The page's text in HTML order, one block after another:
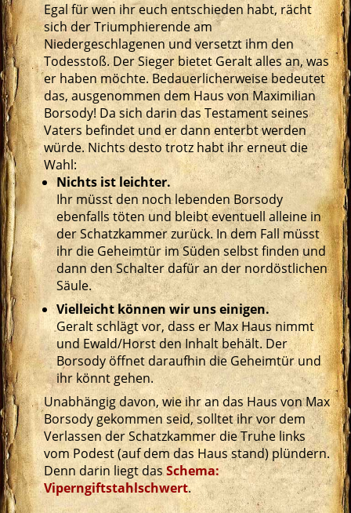
Egal für wen ihr euch entschieden habt, rächt
sich der Triumphierende am
Niedergeschlagenen und versetzt ihm den
Todesstoß. Der Sieger bietet Geralt alles an, was
er haben möchte. Bedauerlicherweise bedeutet
das, ausgenommen dem Haus von Maximilian
Borsody! Da sich darin das Testament seines
Vaters befindet und er dann enterbt werden
würde. Nichts desto trotz habt ihr erneut die
Wahl:
Nichts ist leichter.
Ihr müsst den noch lebenden Borsody
ebenfalls töten und bleibt eventuell alleine in
der Schatzkammer zurück. In dem Fall müsst
ihr die Geheimtür im Süden selbst finden und
dann den Schalter dafür an der nordöstlichen
Säule.
Vielleicht können wir uns einigen.
Geralt schlägt vor, dass er Max Haus nimmt
und Ewald/Horst den Inhalt behält. Der
Borsody öffnet daraufhin die Geheimtür und
ihr könnt gehen.
Unabhängig davon, wie ihr an das Haus von Max
Borsody gekommen seid, solltet ihr vor dem
Verlassen der Schatzkammer die Truhe links
vom Podest (auf dem das Haus stand) plündern.
Denn darin liegt dasSchema:
Viperngiftstahlschwert.